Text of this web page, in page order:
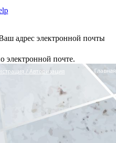
адрес электронной почты
электронной почте.
/ Авторизация Главная